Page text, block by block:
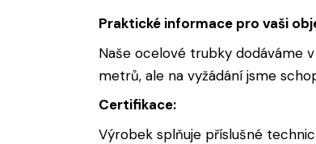
Praktické informace pro vaši
Naše ocelové trubky dodáváme
metrů, ale na vyžádání jsme
Certifikace:
Výrobek splňuje příslušné